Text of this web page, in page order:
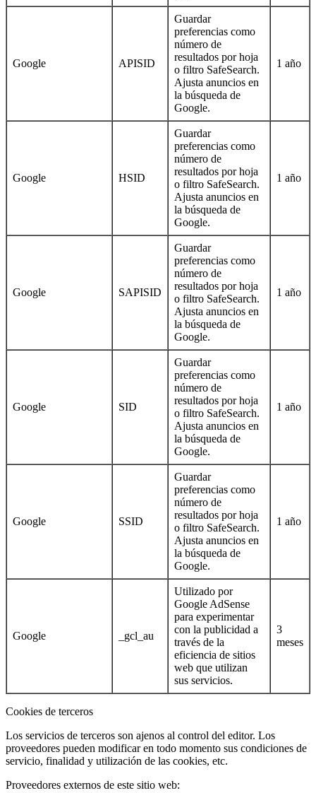
Google APISID
Guardar
preferencias como
número de
resultados por hoja
o filtro SafeSearch.
Ajusta anuncios en
la búsqueda de
Google.
1 año
Google HSID
Guardar
preferencias como
número de
resultados por hoja
o filtro SafeSearch.
Ajusta anuncios en
la búsqueda de
Google.
1 año
Google SAPISID
Guardar
preferencias como
número de
resultados por hoja
o filtro SafeSearch.
Ajusta anuncios en
la búsqueda de
Google.
1 año
Google SID
Guardar
preferencias como
número de
resultados por hoja
o filtro SafeSearch.
Ajusta anuncios en
la búsqueda de
Google.
1 año
Google SSID
Guardar
preferencias como
número de
resultados por hoja
o filtro SafeSearch.
Ajusta anuncios en
la búsqueda de
Google.
1 año
Google _gcl_au
Utilizado por
Google AdSense
para experimentar
con la publicidad a
través de la
eficiencia de sitios
web que utilizan
sus servicios.
3
meses
Cookies de terceros
Los servicios de terceros son ajenos al control del editor. Los
proveedores pueden modificar en todo momento sus condiciones de
servicio, finalidad y utilización de las cookies, etc.
Proveedores externos de este sitio web: